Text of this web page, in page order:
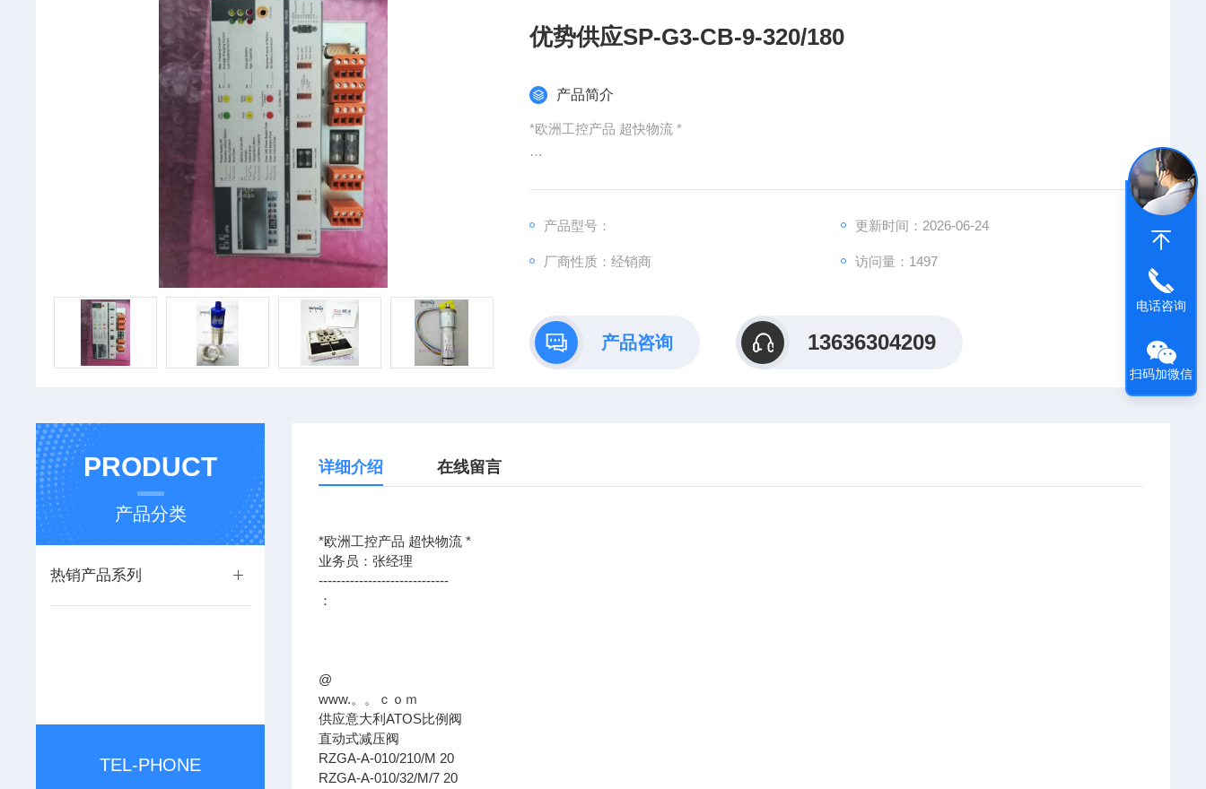
优势供应SP-G3-CB-9-320/180
产品简介
*欧洲工控产品 超快物流 *
：@产品型号： 更新时间：2026-06-24
厂商性质：经销商 访问量：1497
产品咨询 13636304209
PRODUCT
产品分类
热销产品系列
TEL-PHONE
详细介绍 在线留言
*欧洲工控产品 超快物流 *
业务员：张经理
-----------------------------
：
@
www.。。ｃｏｍ
供应意大利ATOS比例阀
直动式减压阀
RZGA-A-010/210/M 20
RZGA-A-010/32/M/7 20
电话咨询
扫码加微信